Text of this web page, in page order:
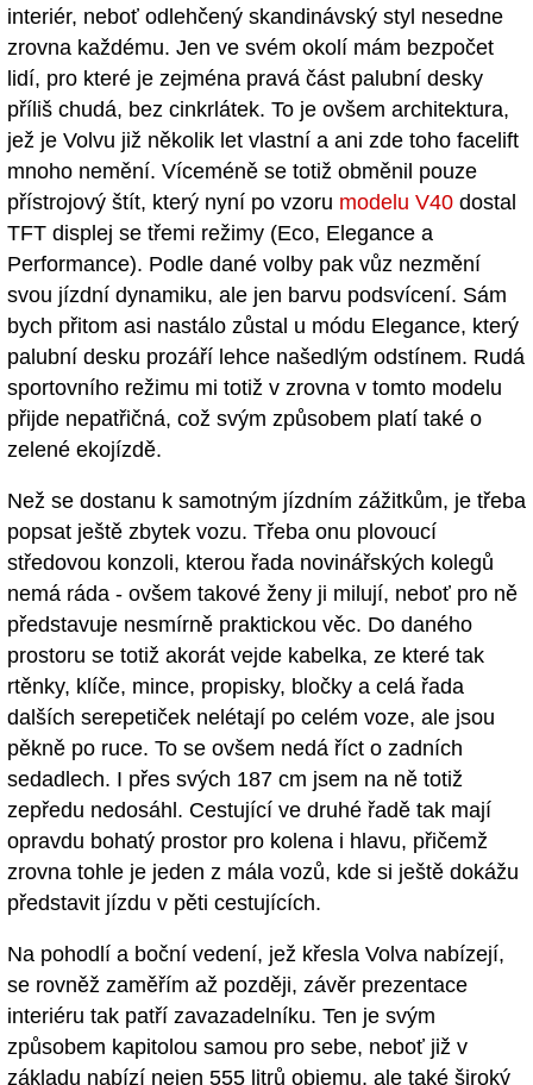
interiér, neboť odlehčený skandinávský styl nesedne
zrovna každému. Jen ve svém okolí mám bezpočet
lidí, pro které je zejména pravá část palubní desky
příliš chudá, bez cinkrlátek. To je ovšem architektura,
jež je Volvu již několik let vlastní a ani zde toho facelift
mnoho nemění. Víceméně se totiž obměnil pouze
přístrojový štít, který nyní po vzoru modelu V40 dostal
TFT displej se třemi režimy (Eco, Elegance a
Performance). Podle dané volby pak vůz nezmění
svou jízdní dynamiku, ale jen barvu podsvícení. Sám
bych přitom asi nastálo zůstal u módu Elegance, který
palubní desku prozáří lehce našedlým odstínem. Rudá
sportovního režimu mi totiž v zrovna v tomto modelu
přijde nepatřičná, což svým způsobem platí také o
zelené ekojízdě.
Než se dostanu k samotným jízdním zážitkům, je třeba
popsat ještě zbytek vozu. Třeba onu plovoucí
středovou konzoli, kterou řada novinářských kolegů
nemá ráda - ovšem takové ženy ji milují, neboť pro ně
představuje nesmírně praktickou věc. Do daného
prostoru se totiž akorát vejde kabelka, ze které tak
rtěnky, klíče, mince, propisky, bločky a celá řada
dalších serepetiček nelétají po celém voze, ale jsou
pěkně po ruce. To se ovšem nedá říct o zadních
sedadlech. I přes svých 187 cm jsem na ně totiž
zepředu nedosáhl. Cestující ve druhé řadě tak mají
opravdu bohatý prostor pro kolena i hlavu, přičemž
zrovna tohle je jeden z mála vozů, kde si ještě dokážu
představit jízdu v pěti cestujících.
Na pohodlí a boční vedení, jež křesla Volva nabízejí,
se rovněž zaměřím až později, závěr prezentace
interiéru tak patří zavazadelníku. Ten je svým
způsobem kapitolou samou pro sebe, neboť již v
základu nabízí nejen 555 litrů objemu, ale také široký